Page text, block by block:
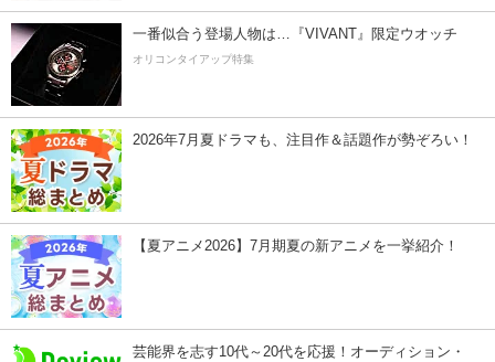
一番似合う登場人物は…『VIVANT』限定ウオッチ
オリコンタイアップ特集
2026年7月夏ドラマも、注目作＆話題作が勢ぞろい！
【夏アニメ2026】7月期夏の新アニメを一挙紹介！
芸能界を志す10代～20代を応援！オーディション・